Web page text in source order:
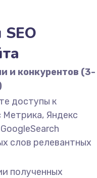
и конкурентов (3-
доступы к
Метрика, Яндекс
слов релевантных
полученных